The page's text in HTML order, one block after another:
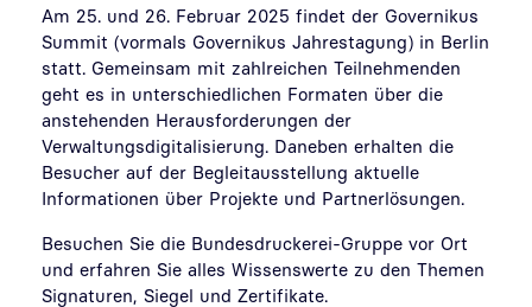
Am 25. und 26. Februar 2025 findet der Governikus
Summit (vormals Governikus Jahrestagung) in Berlin
statt. Gemeinsam mit zahlreichen Teilnehmenden
geht es in unterschiedlichen Formaten über die
anstehenden Herausforderungen der
Verwaltungsdigitalisierung. Daneben erhalten die
Besucher auf der Begleitausstellung aktuelle
Informationen über Projekte und Partnerlösungen.
Besuchen Sie die Bundesdruckerei-Gruppe vor Ort
und erfahren Sie alles Wissenswerte zu den Themen
Signaturen, Siegel und Zertifikate.